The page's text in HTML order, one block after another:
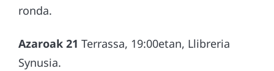
ronda.
Azaroak 21 Terrassa, 19:00etan, Llibreria
Synusia.